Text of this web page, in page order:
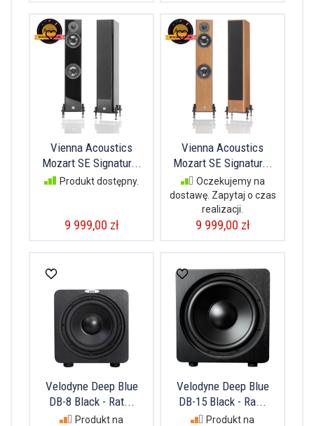
Vienna Acoustics
Mozart SE Signatur...
Produkt dostępny.
9 999,00 zł
Vienna Acoustics
Mozart SE Signatur...
Oczekujemy na
dostawę. Zapytaj o czas
realizacji.
9 999,00 zł
Velodyne Deep Blue
DB-8 Black - Rat...
Produkt na
Velodyne Deep Blue
DB-15 Black - Ra...
Produkt na